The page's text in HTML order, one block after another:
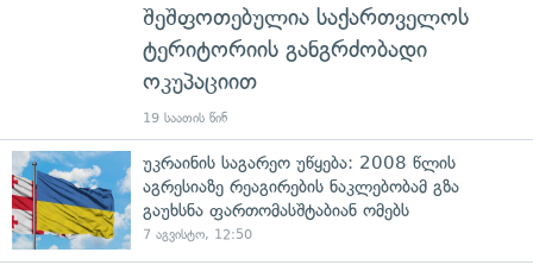
შეშფოთებულია საქართველოს
ტერიტორიის განგრძობადი
ოკუპაციით
19 საათის წინ
უკრაინის საგარეო უწყება: 2008 წლის
აგრესიაზე რეაგირების ნაკლებობამ გზა
გაუხსნა ფართომასშტაბიან ომებს
7 აგვისტო, 12:50